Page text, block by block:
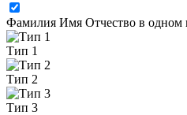
Фамилия Имя Отчество в одном
Тип 1
Тип 2
Тип 3